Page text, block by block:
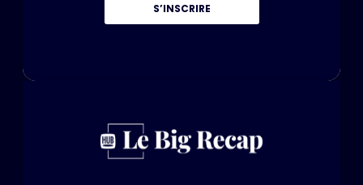
S’INSCRIRE